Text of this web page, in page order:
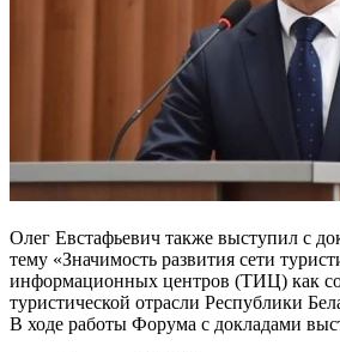
Олег Евстафьевич также выступил с
тему «Значимость развития сети
информационных центров (ТИЦ) как
туристической отрасли Республики
В ходе работы Форума с докладами